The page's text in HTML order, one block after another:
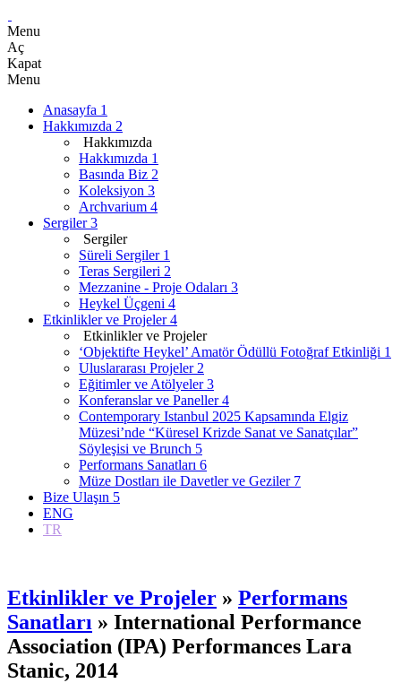
Menu
Aç
Kapat
Menu
Anasayfa 1
Hakkımızda 2
Hakkımızda
Hakkımızda 1
Basında Biz 2
Koleksiyon 3
Archvarium 4
Sergiler 3
Sergiler
Süreli Sergiler 1
Teras Sergileri 2
Mezzanine - Proje Odaları 3
Heykel Üçgeni 4
Etkinlikler ve Projeler 4
Etkinlikler ve Projeler
‘Objektifte Heykel’ Amatör Ödüllü Fotoğraf Etkinliği 1
Uluslararası Projeler 2
Eğitimler ve Atölyeler 3
Konferanslar ve Paneller 4
Contemporary Istanbul 2025 Kapsamında Elgiz
Müzesi’nde “Küresel Krizde Sanat ve Sanatçılar”
Söyleşisi ve Brunch 5
Performans Sanatları 6
Müze Dostları ile Davetler ve Geziler 7
Bize Ulaşın 5
ENG
TR
Etkinlikler ve Projeler » Performans
Sanatları » International Performance
Association (IPA) Performances Lara
Stanic, 2014